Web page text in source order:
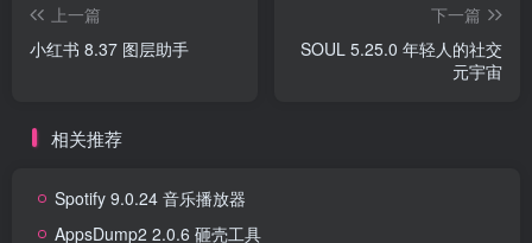
上一篇
小红书 8.37 图层助手
下一篇
SOUL 5.25.0 年轻人的社交
元宇宙
相关推荐
Spotify 9.0.24 音乐播放器
AppsDump2 2.0.6 砸壳工具